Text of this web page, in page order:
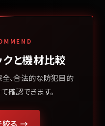
クと機材比較
、合法的な防犯目的
確認できます。
絞る →